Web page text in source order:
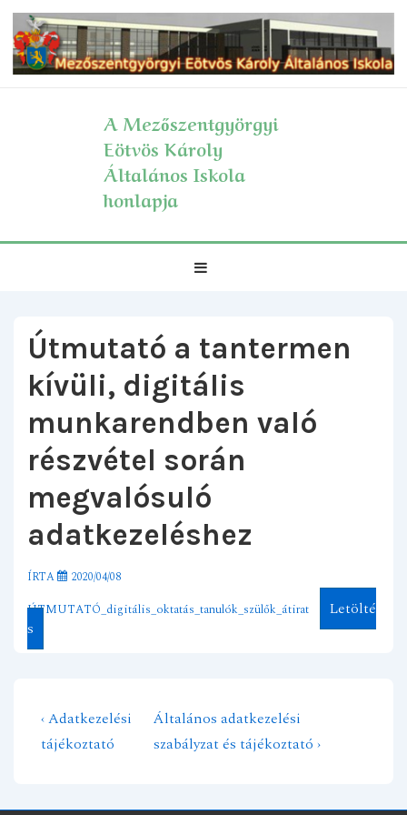
Skip
A Mezőszentgyörgyi
Eötvös Károly
Általános Iskola
honlapja
Útmutató a tantermen
kívüli, digitális
munkarendben való
részvétel során
megvalósuló
adatkezeléshez
ÍRTA 2020/04/08
ÚTMUTATÓ_digitális_oktatás_tanulók_szülők_átirat
Letölté
s
Bejegyzés
navigáció
Previous
Post
‹ Adatkezelési
tájékoztató
Next
Post
Általános adatkezelési
szabályzat és tájékoztató ›